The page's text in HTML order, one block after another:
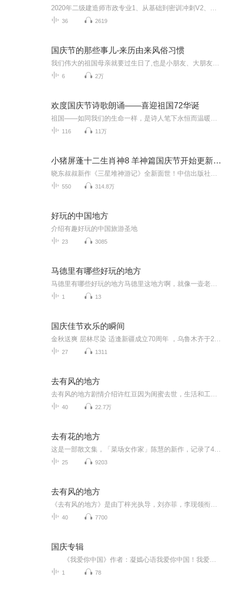
36 2619
国庆节的那些事儿-来历由来风俗习惯
6 2万
欢度国庆节诗歌朗诵——喜迎祖国72华诞
116 11万
小猪屏蓬十二生肖神8 羊神篇国庆节开始更新啦！
550 314.8万
好玩的中国地方
介绍有趣好玩的中国旅游圣地
23 3085
马德里有哪些好玩的地方
1 13
国庆佳节欢乐的瞬间
27 1311
去有风的地方
40 22.7万
去有花的地方
25 9203
去有风的地方
40 7700
国庆专辑
1 78